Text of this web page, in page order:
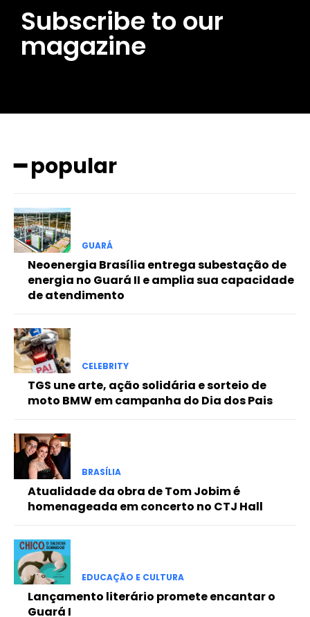
━ pricing plans
Free
Included for free:
Etiam est nibh, lobortis sit
Nullam eu erat condimentum
Donec quis est ac felis
Orci varius natoque dolor
Pro
Full member access:
Etiam est nibh, lobortis sit
Ut mollis pellentesque tortor
Nullam eu erat condimentum
Donec quis est ac felis
Orci varius natoque dolor
Subscribe to our
magazine
━ popular
GUARÁ
Neoenergia Brasília entrega subestação de
energia no Guará II e amplia sua capacidade
de atendimento
CELEBRITY
TGS une arte, ação solidária e sorteio de
moto BMW em campanha do Dia dos Pais
BRASÍLIA
Atualidade da obra de Tom Jobim é
homenageada em concerto no CTJ Hall
EDUCAÇÃO E CULTURA
Lançamento literário promete encantar o
Guará I